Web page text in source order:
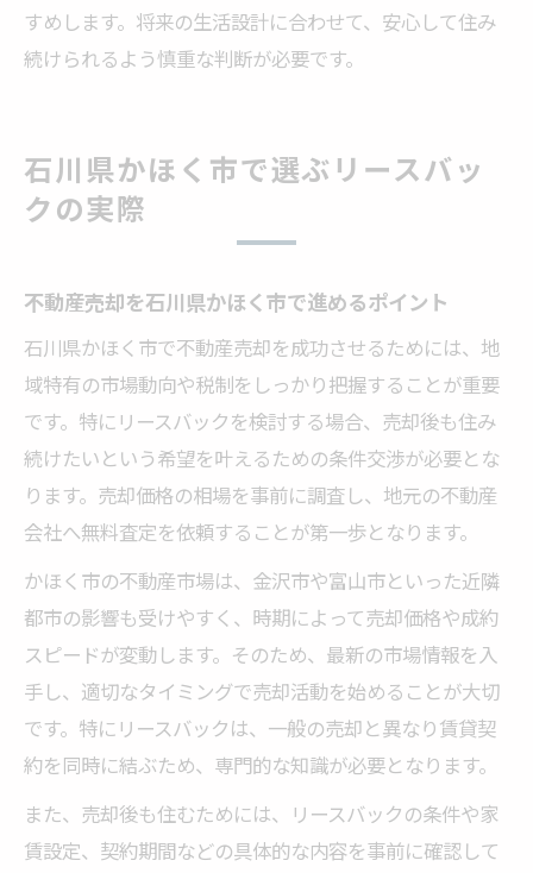
すめします。将来の生活設計に合わせて、安心して住み
続けられるよう慎重な判断が必要です。
石川県かほく市で選ぶリースバッ
クの実際
不動産売却を石川県かほく市で進めるポイント
石川県かほく市で不動産売却を成功させるためには、地
域特有の市場動向や税制をしっかり把握することが重要
です。特にリースバックを検討する場合、売却後も住み
続けたいという希望を叶えるための条件交渉が必要とな
ります。売却価格の相場を事前に調査し、地元の不動産
会社へ無料査定を依頼することが第一歩となります。
かほく市の不動産市場は、金沢市や富山市といった近隣
都市の影響も受けやすく、時期によって売却価格や成約
スピードが変動します。そのため、最新の市場情報を入
手し、適切なタイミングで売却活動を始めることが大切
です。特にリースバックは、一般の売却と異なり賃貸契
約を同時に結ぶため、専門的な知識が必要となります。
また、売却後も住むためには、リースバックの条件や家
賃設定、契約期間などの具体的な内容を事前に確認して